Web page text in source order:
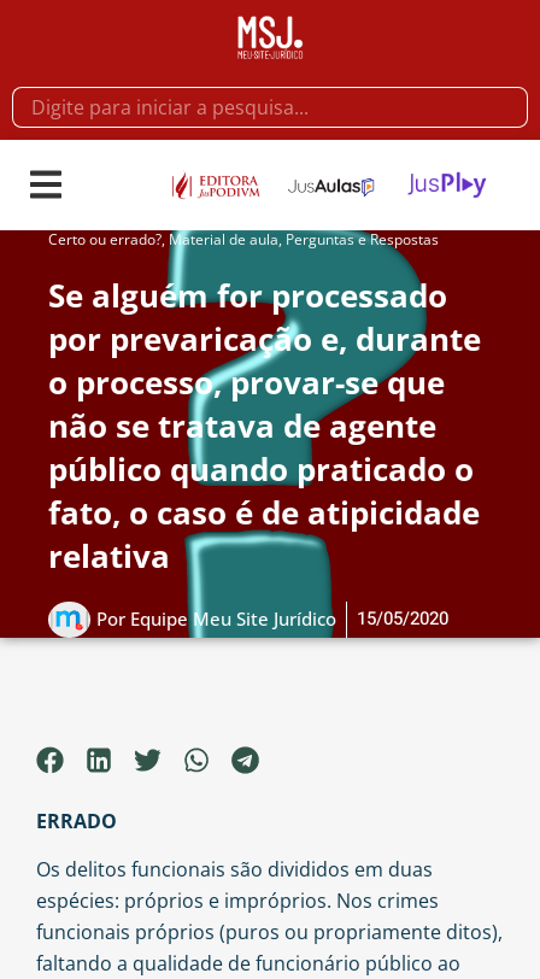
Certo ou errado?, Material de aula, Perguntas e Respostas
Se alguém for processado
por prevaricação e, durante
o processo, provar-se que
não se tratava de agente
público quando praticado o
fato, o caso é de atipicidade
relativa
Por Equipe Meu Site Jurídico 15/05/2020
ERRADO
Os delitos funcionais são divididos em duas
espécies: próprios e impróprios. Nos crimes
funcionais próprios (puros ou propriamente ditos),
faltando a qualidade de funcionário público ao